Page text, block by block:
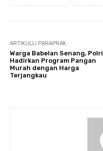
ARTIKULLI PARAPRAK
Warga Babelan Senang, Polri
Hadirkan Program Pangan
Murah dengan Harga
Terjangkau